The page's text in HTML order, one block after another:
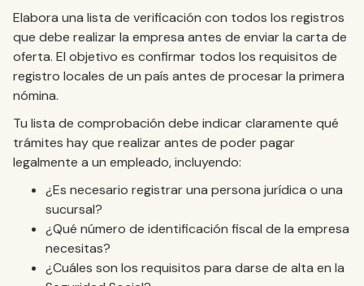
Elabora una lista de verificación con todos los registros
que debe realizar la empresa antes de enviar la carta de
oferta. El objetivo es confirmar todos los requisitos de
registro locales de un país antes de procesar la primera
nómina.
Tu lista de comprobación debe indicar claramente qué
trámites hay que realizar antes de poder pagar
legalmente a un empleado, incluyendo:
¿Es necesario registrar una persona jurídica o una
sucursal?
¿Qué número de identificación fiscal de la empresa
necesitas?
¿Cuáles son los requisitos para darse de alta en la